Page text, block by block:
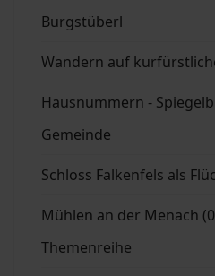
Burgstüberl
Wandern auf
Hausnummern -
Gemeinde
Schloss Falkenfels als
Mühlen an der Menach
Themenreihe